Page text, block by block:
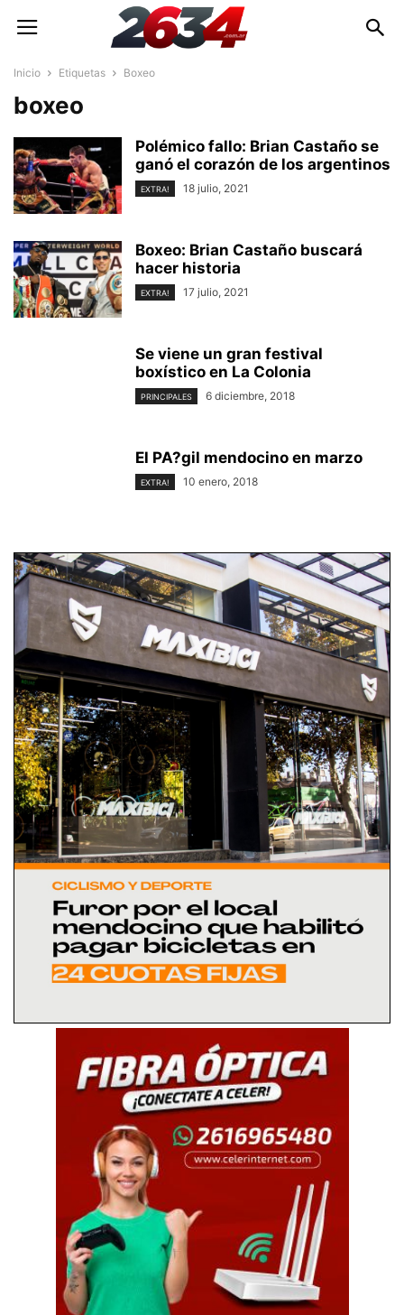
Inicio Etiquetas Boxeo
boxeo
Polémico fallo: Brian Castaño se
ganó el corazón de los argentinos
EXTRA! 18 julio, 2021
Boxeo: Brian Castaño buscará
hacer historia
EXTRA! 17 julio, 2021
Se viene un gran festival
boxístico en La Colonia
PRINCIPALES 6 diciembre, 2018
El PA?gil mendocino en marzo
EXTRA! 10 enero, 2018